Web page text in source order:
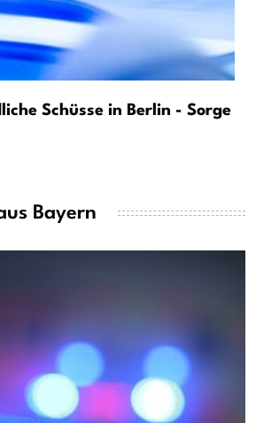
Schüsse in Berlin - Sorge
Bayern